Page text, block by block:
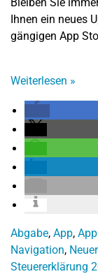
Ihnen ein neues
gängigen App
Weiterlesen »
Abgabe, App,
Navigation,
Steuererklärung